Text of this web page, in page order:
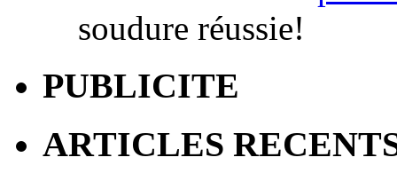
soudure réussie!
PUBLICITE
ARTICLES